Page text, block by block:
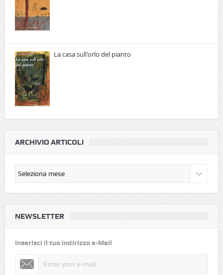
La casa sull'orlo del pianto
ARCHIVIO ARTICOLI
NEWSLETTER
Inserisci il tuo indirizzo e-Mail